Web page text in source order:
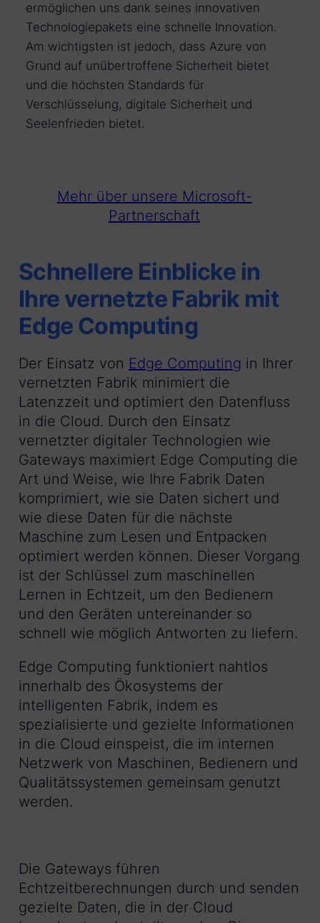
ermöglichen uns dank seines innovativen
Technologiepakets eine schnelle Innovation.
Am wichtigsten ist jedoch, dass Azure von
Grund auf unübertroffene Sicherheit bietet
und die höchsten Standards für
Verschlüsselung, digitale Sicherheit und
Seelenfrieden bietet.
Mehr über unsere Microsoft-
Partnerschaft
Schnellere Einblicke in
Ihre vernetzte Fabrik mit
Edge Computing
Der Einsatz von Edge Computing in Ihrer
vernetzten Fabrik minimiert die
Latenzzeit und optimiert den Datenfluss
in die Cloud. Durch den Einsatz
vernetzter digitaler Technologien wie
Gateways maximiert Edge Computing die
Art und Weise, wie Ihre Fabrik Daten
komprimiert, wie sie Daten sichert und
wie diese Daten für die nächste
Maschine zum Lesen und Entpacken
optimiert werden können. Dieser Vorgang
ist der Schlüssel zum maschinellen
Lernen in Echtzeit, um den Bedienern
und den Geräten untereinander so
schnell wie möglich Antworten zu liefern.
Edge Computing funktioniert nahtlos
innerhalb des Ökosystems der
intelligenten Fabrik, indem es
spezialisierte und gezielte Informationen
in die Cloud einspeist, die im internen
Netzwerk von Maschinen, Bedienern und
Qualitätssystemen gemeinsam genutzt
werden.
Die Gateways führen
Echtzeitberechnungen durch und senden
gezielte Daten, die in der Cloud